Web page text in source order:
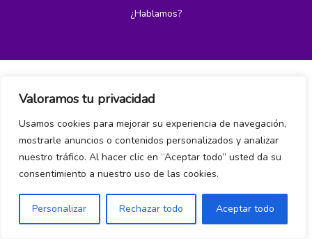
Valoramos tu privacidad
Usamos cookies para mejorar su experiencia de navegación,
mostrarle anuncios o contenidos personalizados y analizar
nuestro tráfico. Al hacer clic en “Aceptar todo” usted da su
consentimiento a nuestro uso de las cookies.
Personalizar Rechazar todo Aceptar todo
¿Hablamos?